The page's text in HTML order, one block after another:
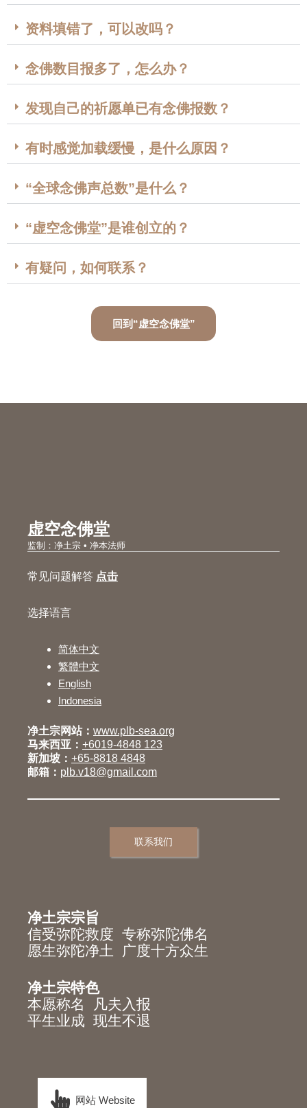
资料填错了，可以改吗？
念佛数目报多了，怎么办？
发现自己的祈愿单已有念佛报数？
有时感觉加载缓慢，是什么原因？
“全球念佛声总数”是什么？
“虚空念佛堂”是谁创立的？
有疑问，如何联系？
回到“虚空念佛堂”
虚空念佛堂
监制：净土宗 • 净本法师
常见问题解答 点击
选择语言
简体中文
繁體中文
English
Indonesia
净土宗网站： www.plb-sea.org
马来西亚： +6019-4848 123
新加坡： +65-8818 4848
邮箱： plb.v18@gmail.com
联系我们
净土宗宗旨
信受弥陀救度 专称弥陀佛名
愿生弥陀净土 广度十方众生
净土宗特色
本愿称名 凡夫入报
平生业成 现生不退
网站 Website